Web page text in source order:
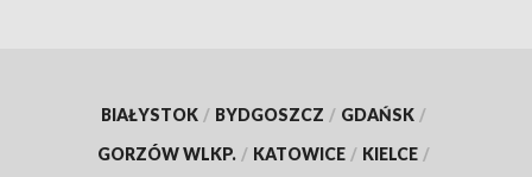
BIAŁYSTOK / BYDGOSZCZ / GDAŃSK /
GORZÓW WLKP. / KATOWICE / KIELCE /